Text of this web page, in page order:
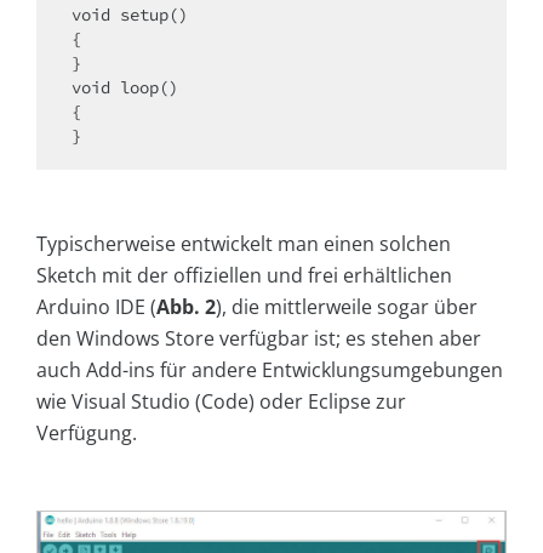
void setup()
{
}
void loop()
{
}
Typischerweise entwickelt man einen solchen
Sketch mit der offiziellen und frei erhältlichen
Arduino IDE (Abb. 2), die mittlerweile sogar über
den Windows Store verfügbar ist; es stehen aber
auch Add-ins für andere Entwicklungsumgebungen
wie Visual Studio (Code) oder Eclipse zur
Verfügung.